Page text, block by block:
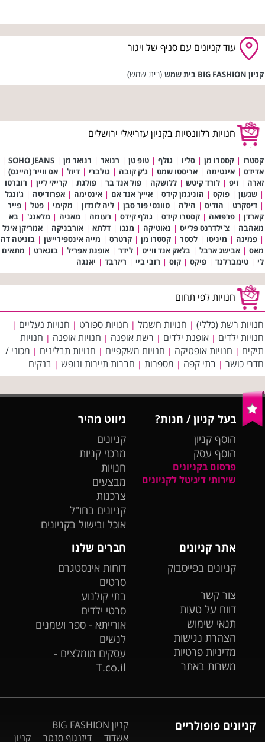
עוד קניונים עם סניף של ויגור
קניון BIG FASHION בית שמש (בית שמש)
חנויות רלוונטיות בקניון עזריאלי ירושלים
קסטרו | קסטרו מן | סליו | גולף | טופ טן | רנואר | רנואר מן |
SOHO JEANS
|
אדידס | אינטימה | אריסטו שמט | ג'ק קובה | גולברי | דיזל | אס ווייר (היינס) |
זארה | זיפ | לורד קיטש | ללושקה | פול אנד בר | פולגת | קרייזי ליין | רוברטו
| שגעון | פוקס | הוניגמן קידס | אייץ' אנד אם | אינטימה | אפרודיטה | ג'ונגל
| דיסקרט | הודיס | הילה | טוונטי פור סבן | ליה לונדון | מקימי | פטל | פייר
קארדן | פרפואה | קסטרו קידס | גולף קידס | רעומה | מאניה | מלאנג' | בא
מאהבה | צ'ילדרנס פלייס | נאוטיקה | מנגו | דלתא | אורבניקה | אמריקן איגל
| פמינה | מיניסו | לסטר | קסטרו מן | קרטרס | מייה אינספיריישן | בוניטה דה
מאס | אבישג ארבל | בלאק אנד ווייט | לידר | אופנת אפריל | בוגארט | מתאים
לי | טימברלנד | פיקס | קוס | רובי ביי | ריזרבד | יאנגה
חנויות לפי תחום
חנויות רשת (כללי) | חנויות חשמל | חנויות ספורט | חנויות נעליים |
חנויות ילדים | אופנת ילדים | רשת אופנה | חנויות אופנה | חנויות
תיקים | חנויות אופטיקה | חנויות משקפיים | חנויות תבלינים | מכוני /
חדרי כושר | בתי קפה | מספרות | חברות תיירות ונופש | בנקים
בעל קניון / חנות?
הוסף קניון
הוסף עסק
פרסום בקניונים
שירותי דיגיטל לקניונים
ניווט מהיר
קניונים
מרכזי קניות
חנויות
מבצעים
צרכנות
קניונים בחו"ל
אוכל ובישול בקניונים
אתר קניונים
קניונים בפייסבוק
צור קשר
דווח על טעות
תנאי שימוש
הצהרת נגישות
מדיניות פרטיות
משרות באתר
חברים שלנו
דוחות אינסטגרם
סרטים
בתי קולנוע
סרטי ילדים
אורייתא - ספר ושמנים
לנשים
עסקים מומלצים -
T.co.il
קניונים פופולריים
קניון BIG FASHION
אשדוד
דיזנגוף סנטר קניון